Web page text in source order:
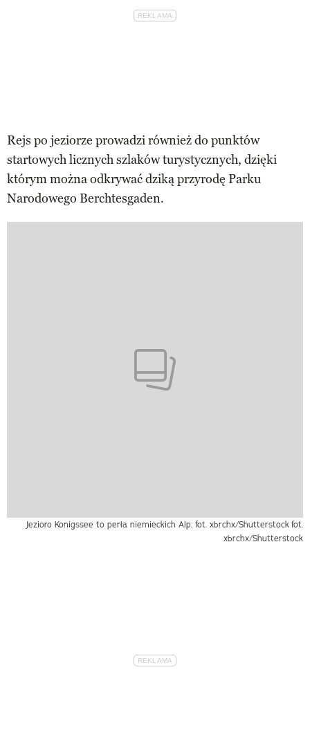
Rejs po jeziorze prowadzi również do punktów
startowych licznych szlaków turystycznych, dzięki
którym można odkrywać dziką przyrodę Parku
Narodowego Berchtesgaden.
Jezioro Konigssee to perła niemieckich Alp. fot. xbrchx/Shutterstock fot.
xbrchx/Shutterstock